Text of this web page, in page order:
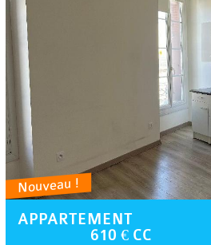
Nouveau !
APPARTEMENT
610 € CC